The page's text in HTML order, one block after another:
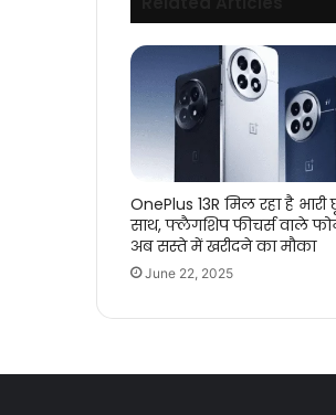
OnePlus 13R मिल रहा है
साथ, फ्लैगशिप फीचर्स वाले
अब सस्ते में खरीदने का मौका
June 22, 2025